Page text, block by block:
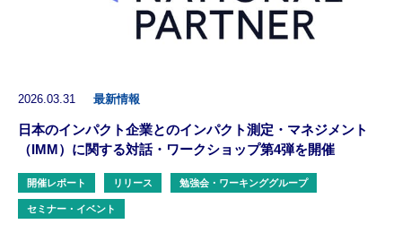
2026.03.31 最新情報
日本のインパクト企業とのインパクト測定・マネジメント
（IMM）に関する対話・ワークショップ第4弾を開催
開催レポート リリース 勉強会・ワーキンググループ
セミナー・イベント